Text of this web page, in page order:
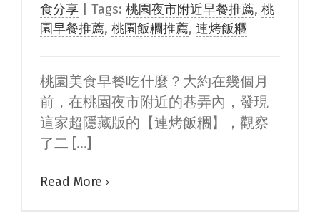
食分享
Tags: 桃園夜市附近早餐推薦, 桃
園早餐推薦, 桃園飯糰推薦, 連烤飯糰
桃園美食早餐吃什麼？大約在幾個月
前，在桃園夜市附近的巷弄內，發現
這家超隱藏版的【連烤飯糰】，觀察
了二 [...]
Read More